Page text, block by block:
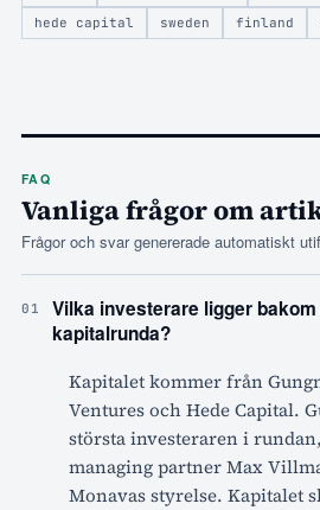
hede capital
sweden finland
FAQ
Vanliga frågor om
Frågor och svar genererade automatiskt
01
Vilka investerare ligger
kapitalrunda?
Kapitalet kommer från
Ventures och Hede Capital.
största investeraren i
managing partner Max
Monavas styrelse. Kapitalet